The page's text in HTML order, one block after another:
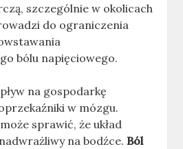
szczególnie w okolicach
do ograniczenia
bólu napięciowego.
na gospodarkę
w mózgu.
sprawić, że układ
na bodźce.Ból